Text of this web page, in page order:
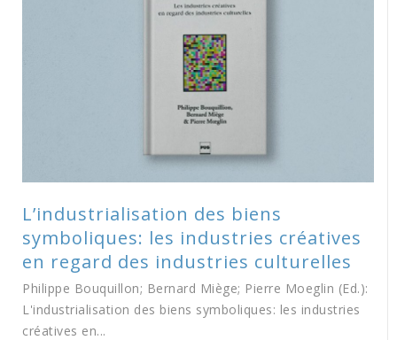
L’industrialisation des biens
symboliques: les industries créatives
en regard des industries culturelles
Philippe Bouquillon; Bernard Miège; Pierre Moeglin (Ed.):
L'industrialisation des biens symboliques: les industries
créatives en...